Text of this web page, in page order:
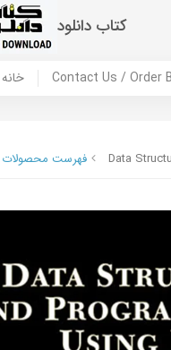
کتاب دانلود
HOME خانه
فهرست محصولات Data